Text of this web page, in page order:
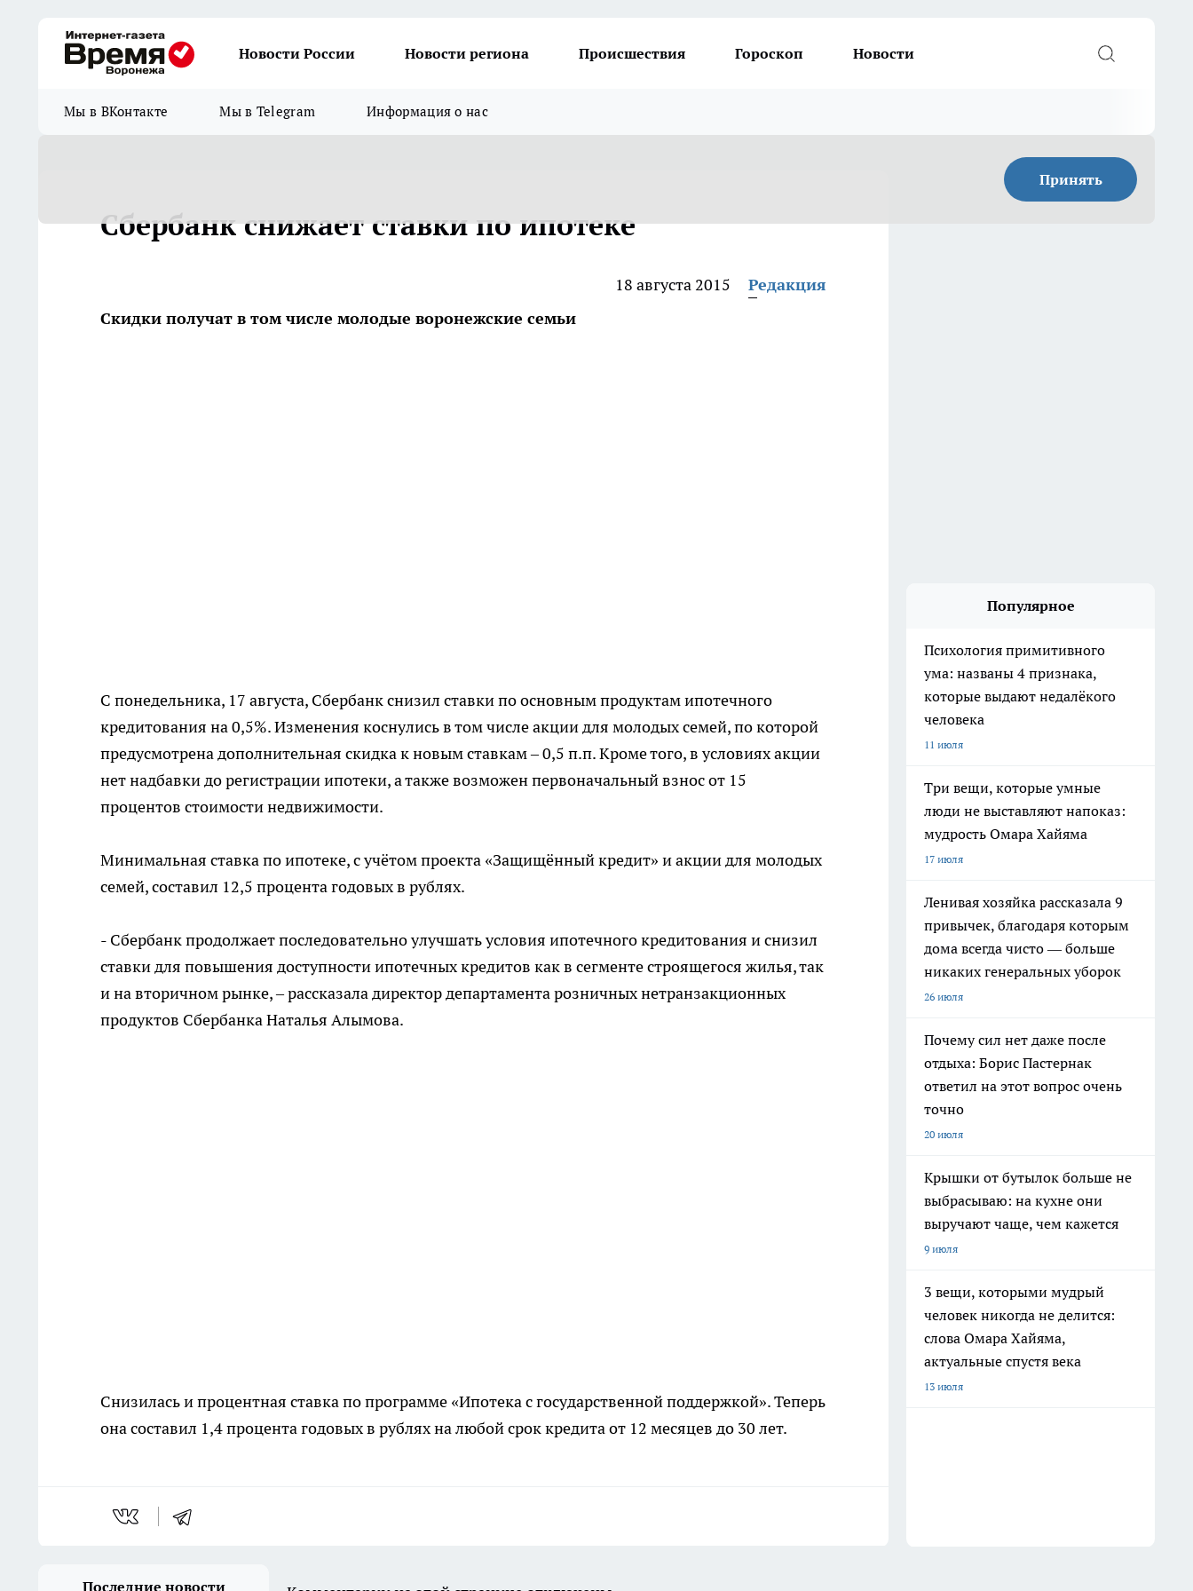
Новости России Новости региона Происшествия Гороскоп Новости
Мы в ВКонтакте Мы в Telegram Информация о нас
Принять
Сбербанк снижает ставки по ипотеке
18 августа 2015
Редакция
Скидки получат в том числе молодые воронежские семьи
С понедельника, 17 августа, Сбербанк снизил ставки по основным продуктам ипотечного
кредитования на 0,5%. Изменения коснулись в том числе акции для молодых семей, по которой
предусмотрена дополнительная скидка к новым ставкам – 0,5 п.п. Кроме того, в условиях акции
нет надбавки до регистрации ипотеки, а также возможен первоначальный взнос от 15
процентов стоимости недвижимости.
Минимальная ставка по ипотеке, с учётом проекта «Защищённый кредит» и акции для молодых
семей, составил 12,5 процента годовых в рублях.
- Сбербанк продолжает последовательно улучшать условия ипотечного кредитования и снизил
ставки для повышения доступности ипотечных кредитов как в сегменте строящегося жилья, так
и на вторичном рынке, – рассказала директор департамента розничных нетранзакционных
продуктов Сбербанка Наталья Алымова.
Снизилась и процентная ставка по программе «Ипотека с государственной поддержкой». Теперь
она составил 1,4 процента годовых в рублях на любой срок кредита от 12 месяцев до 30 лет.
Популярное
Психология примитивного
ума: названы 4 признака,
которые выдают недалёкого
человека
11 июля
Три вещи, которые умные
люди не выставляют напоказ:
мудрость Омара Хайяма
17 июля
Ленивая хозяйка рассказала 9
привычек, благодаря которым
дома всегда чисто — больше
никаких генеральных уборок
26 июля
Почему сил нет даже после
отдыха: Борис Пастернак
ответил на этот вопрос очень
точно
20 июля
Крышки от бутылок больше не
выбрасываю: на кухне они
выручают чаще, чем кажется
9 июля
3 вещи, которыми мудрый
человек никогда не делится:
слова Омара Хайяма,
актуальные спустя века
13 июля
Последние новости